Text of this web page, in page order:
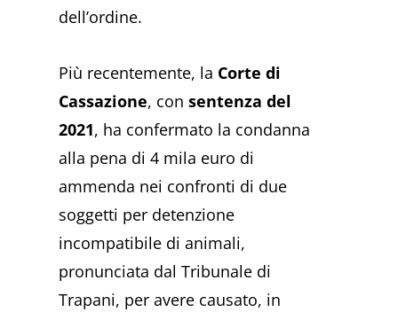
dell’ordine.
Più recentemente, la Corte di
Cassazione, consentenza del
2021, ha confermato la condanna
alla pena di 4 mila euro di
ammenda nei confronti di due
soggetti per detenzione
incompatibile di animali,
pronunciata dal Tribunale di
Trapani, per avere causato, in